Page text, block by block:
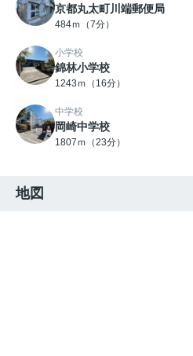
京都丸太町川端郵便局
484ｍ（7分）
小学校
錦林小学校
1243ｍ（16分）
中学校
岡崎中学校
1807ｍ（23分）
地図